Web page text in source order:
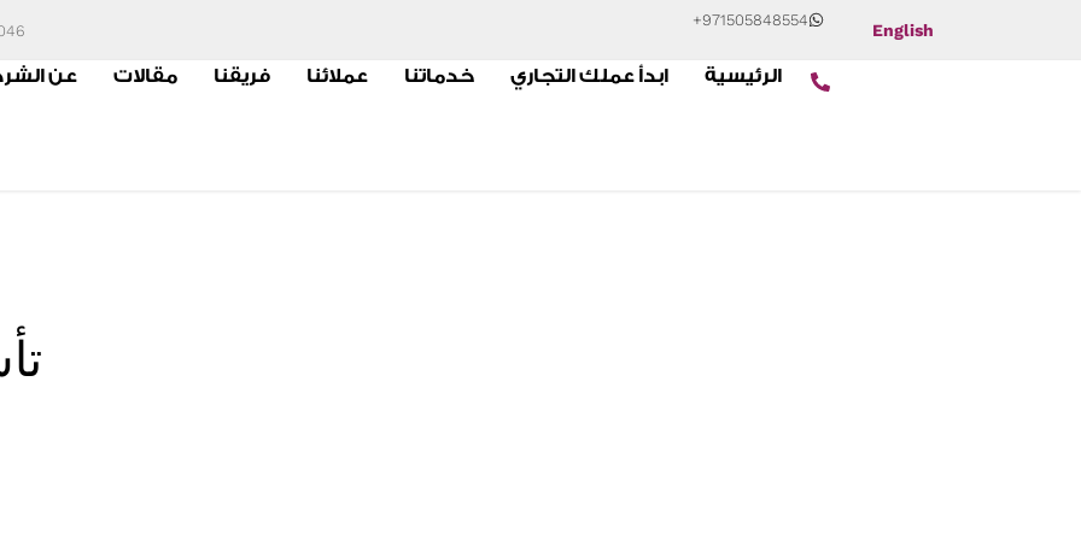
English
+971505848554
الرئيسية ابدأ عملك التجاري خدماتنا عملائنا فريقنا مقالات عن